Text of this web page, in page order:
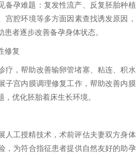
备孕难题：复发性流产、反复胚胎种植
宫腔环境等多方面因素查找诱发原因，
者逐步改善备孕身体状态。
修复
疗，帮助改善输卵管堵塞、粘连、积水
子宫内膜调理修复工作，帮助改善内膜
优化胚胎着床生长环境。
人工授精技术，术前评估夫妻双方身体
，为符合指征患者提供自然友好的助孕